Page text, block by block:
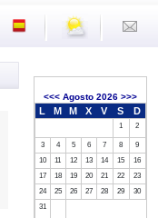
<<<Agosto 2026 >>>
L M M X V S D
1 2
3 4 5 6 7 8
9
10
11 12 13 14 15
16
17
18 19 20 21 22
23
24
25 26 27 28 29
30
31